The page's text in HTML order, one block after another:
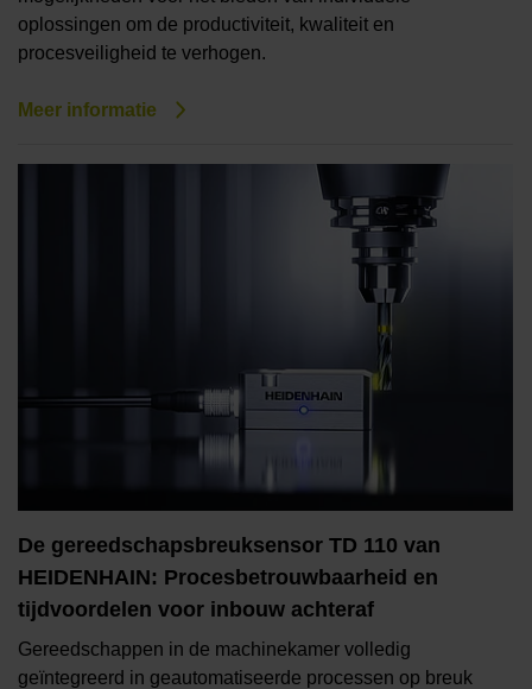
oplossingen om de productiviteit, kwaliteit en
procesveiligheid te verhogen.
Meer informatie
De gereedschapsbreuksensor TD 110 van
HEIDENHAIN: Procesbetrouwbaarheid en
tijdvoordelen voor inbouw achteraf
Gereedschappen in de machinekamer volledig
geïntegreerd in geautomatiseerde processen op breuk